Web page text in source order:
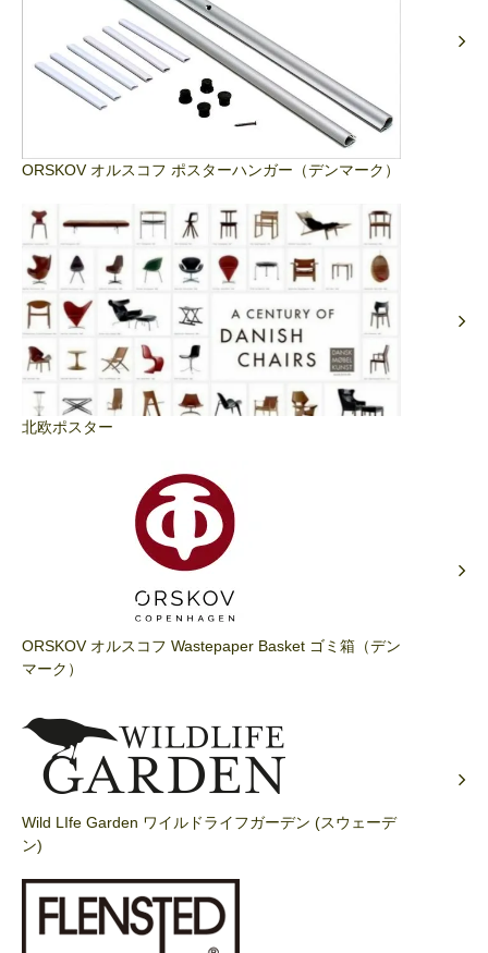
ORSKOV オルスコフ ポスターハンガー（デンマーク）
北欧ポスター
ORSKOV オルスコフ Wastepaper Basket ゴミ箱（デン
マーク）
Wild LIfe Garden ワイルドライフガーデン (スウェーデ
ン)